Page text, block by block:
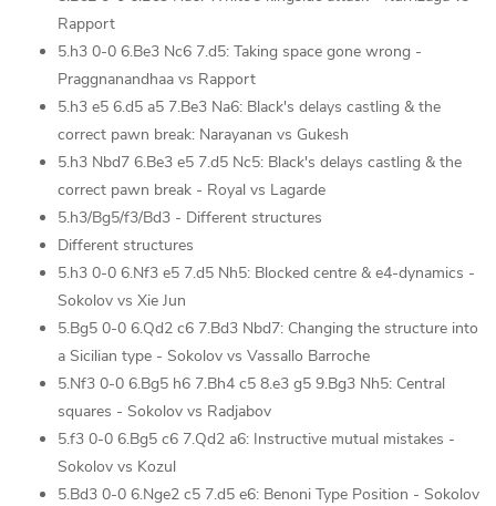
Rapport
5.h3 0-0 6.Be3 Nc6 7.d5: Taking space gone wrong -
Praggnanandhaa vs Rapport
5.h3 e5 6.d5 a5 7.Be3 Na6: Black's delays castling & the
correct pawn break: Narayanan vs Gukesh
5.h3 Nbd7 6.Be3 e5 7.d5 Nc5: Black's delays castling & the
correct pawn break - Royal vs Lagarde
5.h3/Bg5/f3/Bd3 - Different structures
Different structures
5.h3 0-0 6.Nf3 e5 7.d5 Nh5: Blocked centre & e4-dynamics -
Sokolov vs Xie Jun
5.Bg5 0-0 6.Qd2 c6 7.Bd3 Nbd7: Changing the structure into
a Sicilian type - Sokolov vs Vassallo Barroche
5.Nf3 0-0 6.Bg5 h6 7.Bh4 c5 8.e3 g5 9.Bg3 Nh5: Central
squares - Sokolov vs Radjabov
5.f3 0-0 6.Bg5 c6 7.Qd2 a6: Instructive mutual mistakes -
Sokolov vs Kozul
5.Bd3 0-0 6.Nge2 c5 7.d5 e6: Benoni Type Position - Sokolov